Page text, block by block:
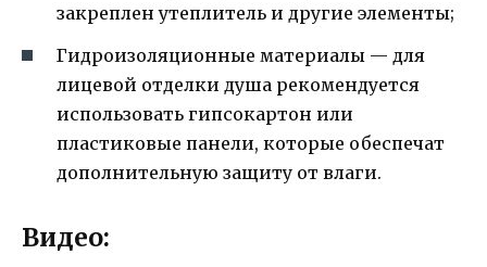
закреплен утеплитель и другие элементы;
Гидроизоляционные материалы — для
лицевой отделки душа рекомендуется
использовать гипсокартон или
пластиковые панели, которые обеспечат
дополнительную защиту от влаги.
Видео: